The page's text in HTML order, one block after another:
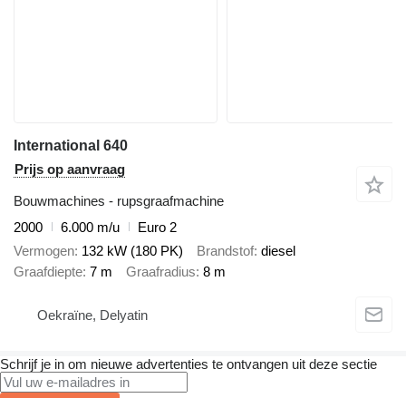
International 640
Prijs op aanvraag
Bouwmachines - rupsgraafmachine
2000
6.000 m/u
Euro 2
Vermogen 132 kW (180 PK) Brandstof diesel
Graafdiepte 7 m Graafradius 8 m
Oekraïne, Delyatin
Schrijf je in om nieuwe advertenties te ontvangen uit deze sectie